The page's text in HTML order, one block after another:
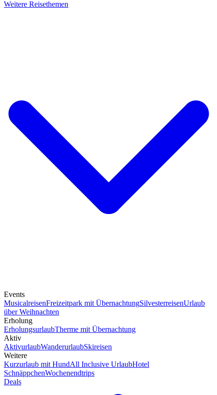
Weitere Reisethemen
Events
MusicalreisenFreizeitpark mit ÜbernachtungSilvesterreisenUrlaub
über Weihnachten
Erholung
ErholungsurlaubTherme mit Übernachtung
Aktiv
AktivurlaubWanderurlaubSkireisen
Weitere
Kurzurlaub mit HundAll Inclusive UrlaubHotel
SchnäppchenWochenendtrips
Deals